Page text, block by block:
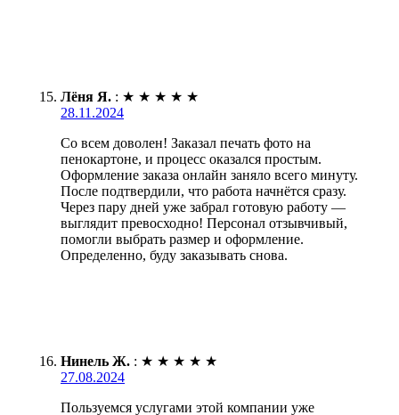
Лёня Я. : ★ ★ ★ ★ ★
28.11.2024
Со всем доволен! Заказал печать фото на
пенокартоне, и процесс оказался простым.
Оформление заказа онлайн заняло всего минуту.
После подтвердили, что работа начнётся сразу.
Через пару дней уже забрал готовую работу —
выглядит превосходно! Персонал отзывчивый,
помогли выбрать размер и оформление.
Определенно, буду заказывать снова.
Нинель Ж. : ★ ★ ★ ★ ★
27.08.2024
Пользуемся услугами этой компании уже